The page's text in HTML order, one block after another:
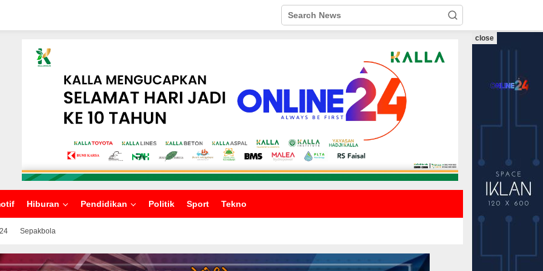
Hiburan Pendidikan Politik Sport Tekno
Sepakbola
close